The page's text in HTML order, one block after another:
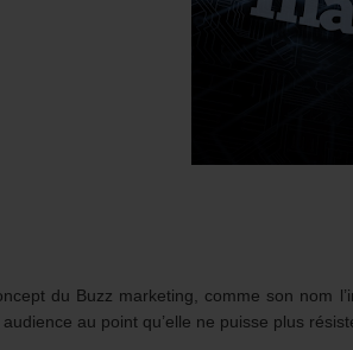
du Buzz marketing, comme son nom
au point qu’elle ne puisse plus